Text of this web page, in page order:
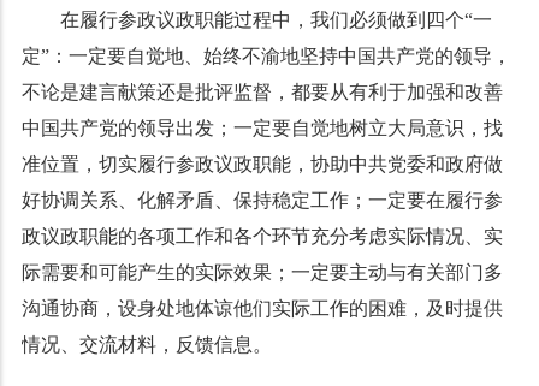
在履行参政议政职能过程中，我们必须做到四个“一
定”：一定要自觉地、始终不渝地坚持中国共产党的领导，
不论是建言献策还是批评监督，都要从有利于加强和改善
中国共产党的领导出发；一定要自觉地树立大局意识，找
准位置，切实履行参政议政职能，协助中共党委和政府做
好协调关系、化解矛盾、保持稳定工作；一定要在履行参
政议政职能的各项工作和各个环节充分考虑实际情况、实
际需要和可能产生的实际效果；一定要主动与有关部门多
沟通协商，设身处地体谅他们实际工作的困难，及时提供
情况、交流材料，反馈信息。